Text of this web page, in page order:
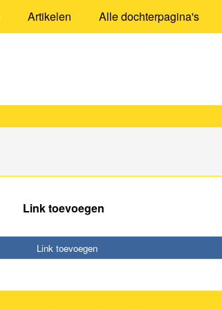
Artikelen Alle dochterpagina's
Link toevoegen
Link toevoegen